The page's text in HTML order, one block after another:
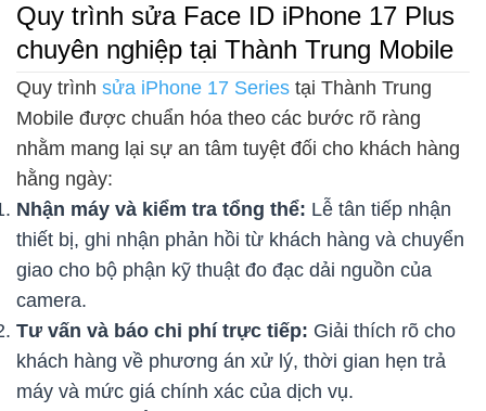
Quy trình sửa Face ID iPhone 17 Plus
chuyên nghiệp tại Thành Trung Mobile
Quy trình sửa iPhone 17 Series tại Thành Trung
Mobile được chuẩn hóa theo các bước rõ ràng
nhằm mang lại sự an tâm tuyệt đối cho khách hàng
hằng ngày:
Nhận máy và kiểm tra tổng thể: Lễ tân tiếp nhận
thiết bị, ghi nhận phản hồi từ khách hàng và chuyển
giao cho bộ phận kỹ thuật đo đạc dải nguồn của
camera.
Tư vấn và báo chi phí trực tiếp: Giải thích rõ cho
khách hàng về phương án xử lý, thời gian hẹn trả
máy và mức giá chính xác của dịch vụ.